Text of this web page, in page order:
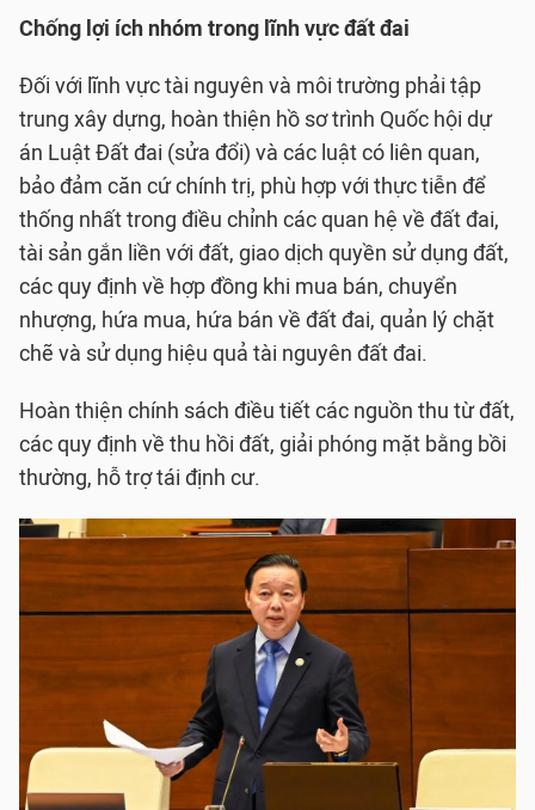
Chống lợi ích nhóm trong lĩnh vực đất đai
Đối với lĩnh vực tài nguyên và môi trường phải tập
trung xây dựng, hoàn thiện hồ sơ trình Quốc hội dự
án Luật Đất đai (sửa đổi) và các luật có liên quan,
bảo đảm căn cứ chính trị, phù hợp với thực tiễn để
thống nhất trong điều chỉnh các quan hệ về đất đai,
tài sản gắn liền với đất, giao dịch quyền sử dụng đất,
các quy định về hợp đồng khi mua bán, chuyển
nhượng, hứa mua, hứa bán về đất đai, quản lý chặt
chẽ và sử dụng hiệu quả tài nguyên đất đai.
Hoàn thiện chính sách điều tiết các nguồn thu từ đất,
các quy định về thu hồi đất, giải phóng mặt bằng bồi
thường, hỗ trợ tái định cư.